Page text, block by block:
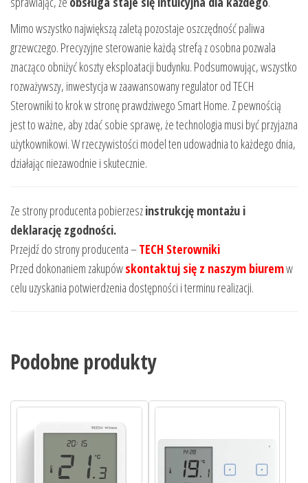
Mimo wszystko największą zaletą pozostaje oszczędność paliwa
grzewczego. Precyzyjne sterowanie każdą strefą z osobna pozwala
znacząco obniżyć koszty eksploatacji budynku. Podsumowując, wszystko
rozważywszy, inwestycja w zaawansowany regulator od TECH
Sterowniki to krok w stronę prawdziwego Smart Home. Z pewnością
jest to ważne, aby zdać sobie sprawę, że technologia musi być przyjazna
użytkownikowi. W rzeczywistości model ten udowadnia to każdego dnia,
działając niezawodnie i skutecznie.
Ze strony producenta pobierzeszinstrukcję montażu i
deklarację zgodności.
Przejdź do strony producenta –TECH Sterowniki
Przed dokonaniem zakupówskontaktuj się z naszym biuremw
celu uzyskania potwierdzenia dostępności i terminu realizacji.
Podobne produkty